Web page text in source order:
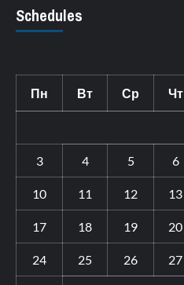
Schedules
Пн Вт Ср Чт
3 4 5 6
10 11 12 13
17 18 19 20
24 25 26 27